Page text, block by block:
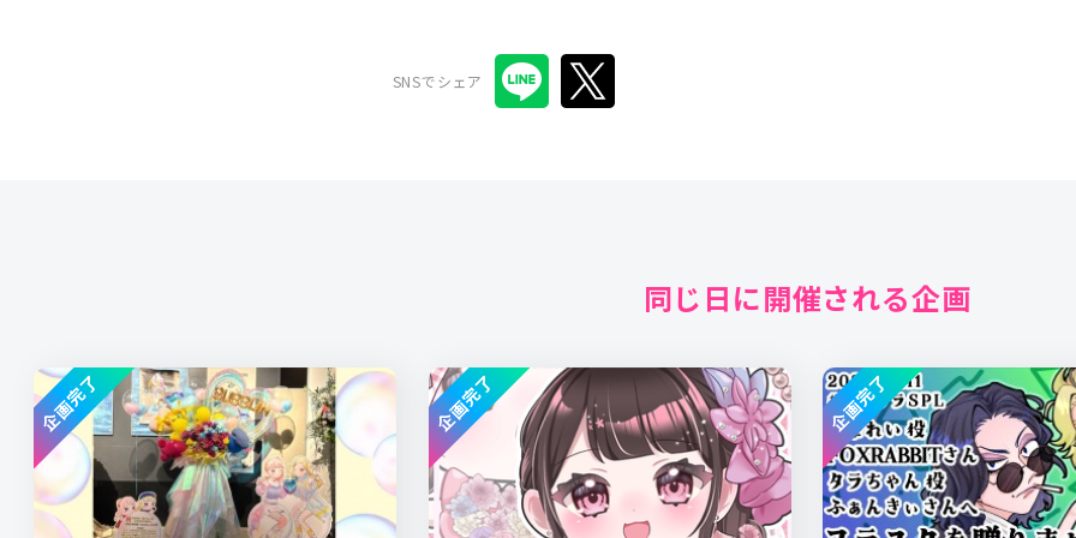
SNSでシェア
同じ日に開催される企画
企画完了 企画完了 企画完了